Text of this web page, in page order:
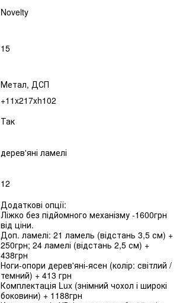
Novelty
15
Метал, ДСП
+11x217xh102
Так
дерев'яні ламелі
12
Додаткові опції:
Ліжко без підйомного механізму -1600грн
від ціни.
Доп. ламелі: 21 ламель (відстань 3,5 см) +
250грн; 24 ламелі (відстань 2,5 см) +
438грн
Ноги-опори дерев'яні-ясен (колір: світлий /
темний) + 413 грн
Комплектація Lux (знімний чохол і широкі
боковини) + 1188грн